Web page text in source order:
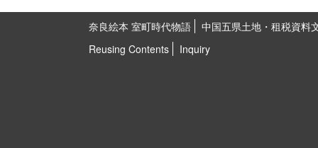
奈良絵本 室町時代物語
中国五県土地・租税資料
Reusing Contents
Inquiry